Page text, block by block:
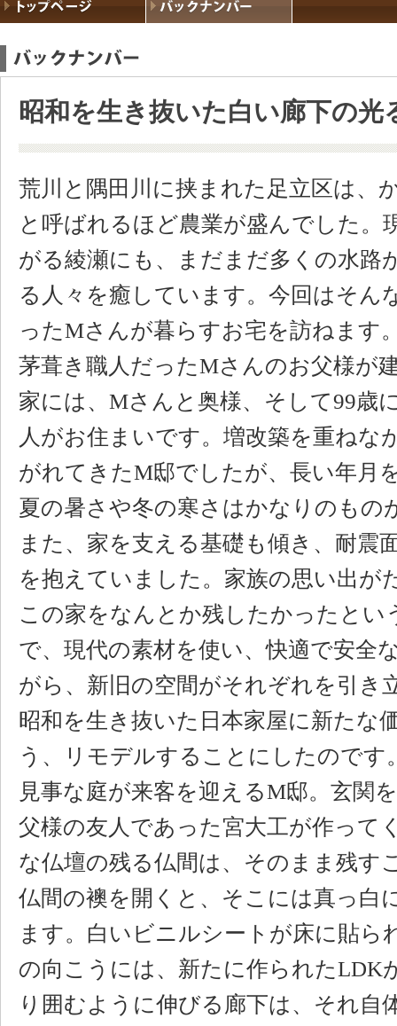
昭和を生き抜いた白い廊下の光
荒川と隅田川に挟まれた足立区は、
と呼ばれるほど農業が盛んでした。
がる綾瀬にも、まだまだ多くの水路
る人々を癒しています。今回はそん
ったMさんが暮らすお宅を訪ねます
茅葺き職人だったMさんのお父様が
家には、Mさんと奥様、そして99歳
人がお住まいです。増改築を重ねな
がれてきたM邸でしたが、長い年月
夏の暑さや冬の寒さはかなりのもの
また、家を支える基礎も傾き、耐震
を抱えていました。家族の思い出が
この家をなんとか残したかったとい
で、現代の素材を使い、快適で安全
がら、新旧の空間がそれぞれを引き
昭和を生き抜いた日本家屋に新たな
う、リモデルすることにしたのです
見事な庭が来客を迎えるM邸。玄関
父様の友人であった宮大工が作って
な仏壇の残る仏間は、そのまま残す
仏間の襖を開くと、そこには真っ白
ます。白いビニルシートが床に貼ら
の向こうには、新たに作られたLDK
り囲むように伸びる廊下は、それ自